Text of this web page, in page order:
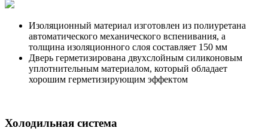
Изоляционный материал изготовлен из полиуретана
автоматического механического вспенивания, а
толщина изоляционного слоя составляет 150 мм
Дверь герметизирована двухслойным силиконовым
уплотнительным материалом, который обладает
хорошим герметизирующим эффектом
Холодильная система